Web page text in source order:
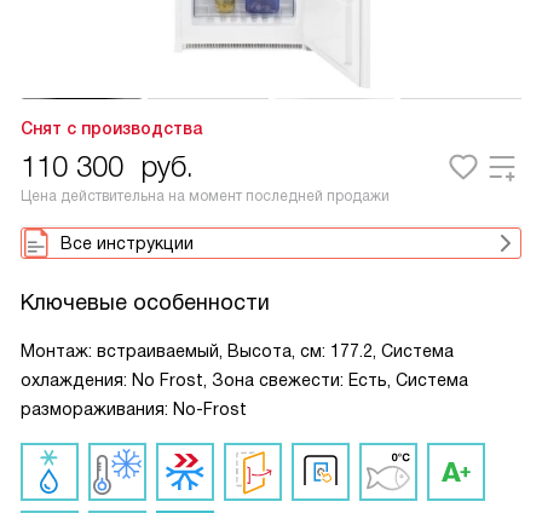
Снят с производства
110 300 руб.
Цена действительна на момент последней продажи
Все инструкции
Ключевые особенности
Монтаж: встраиваемый, Высота, см: 177.2, Система
охлаждения: No Frost, Зона свежести: Есть, Система
размораживания: No-Frost